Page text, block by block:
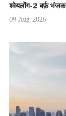
श्वेयलोंग-2 बर्फ़
09-Aug-2026